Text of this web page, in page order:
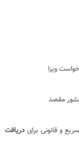
ویزا
مقصد
و قانونی برای دریافت